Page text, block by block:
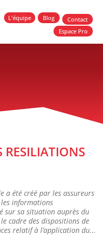
L'équipe Blog
Contact
Espace Pro
RESILIATIONS
a été créé par les assureurs
informations
sur sa situation auprès du
cadre des dispositions de
relatif à l’application du...